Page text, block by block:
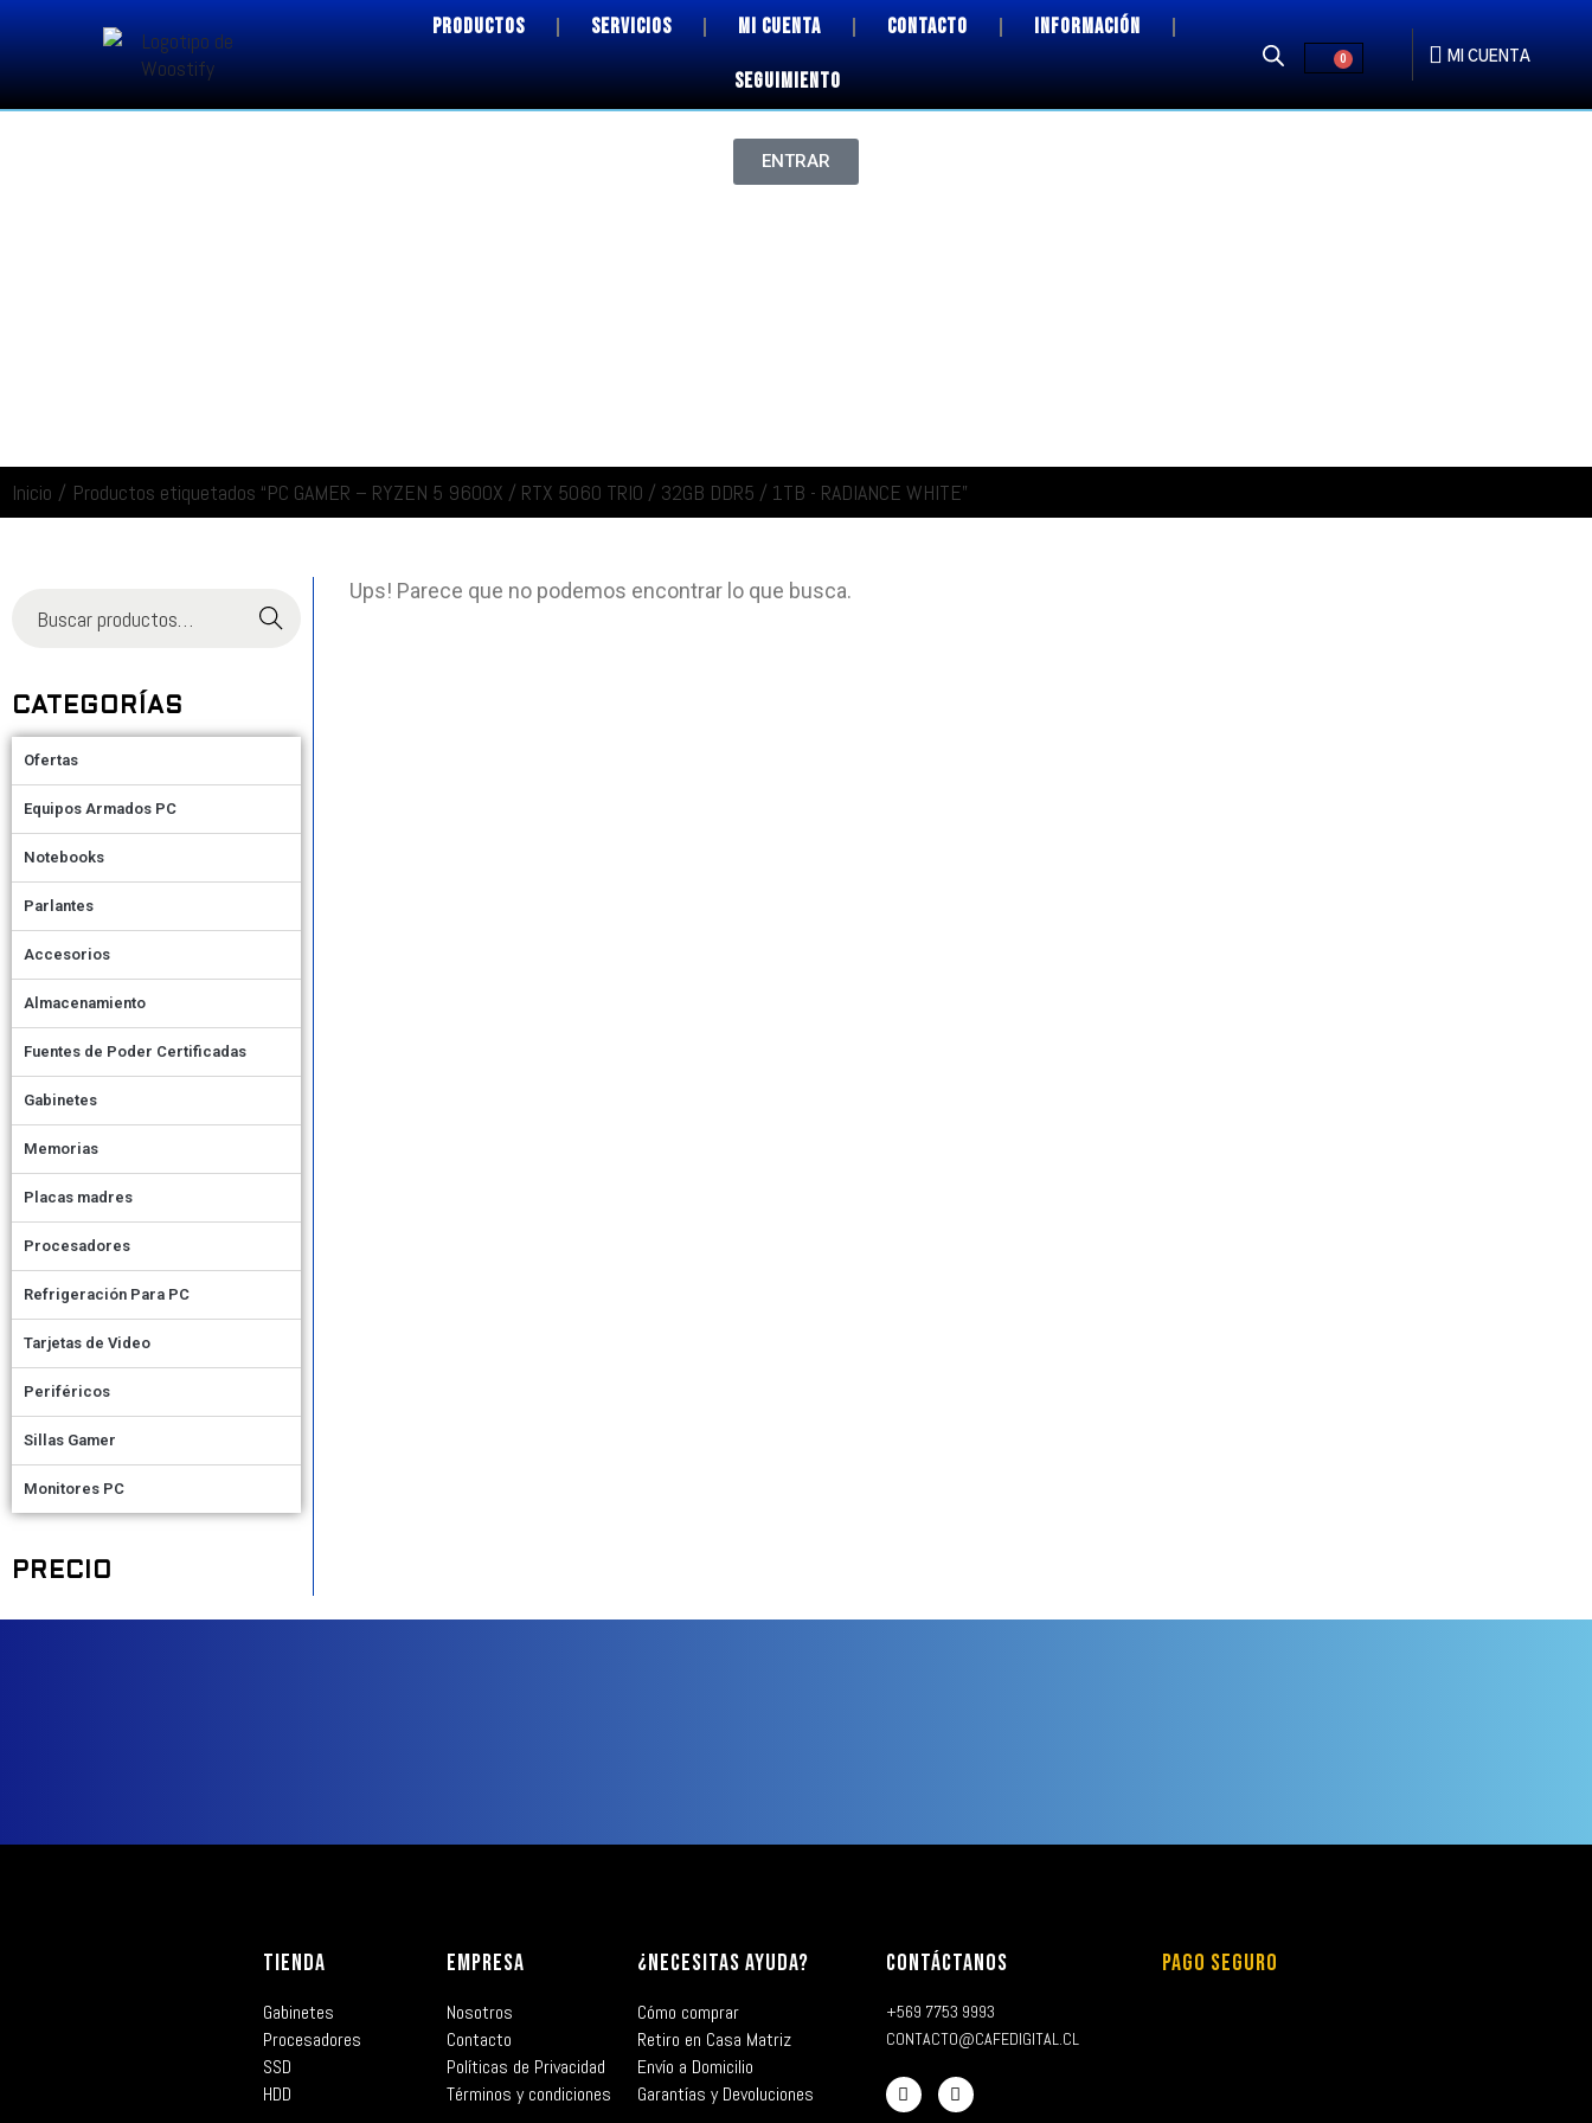
PRODUCTOS SERVICIOS MI CUENTA CONTACTO INFORMACIÓN
SEGUIMIENTO
0 MI CUENTA
ENTRAR
Inicio / Productos etiquetados “PC GAMER – RYZEN 5 9600X / RTX 5060 TRIO / 32GB DDR5 / 1TB - RADIANCE WHITE”
Buscar
CATEGORÍAS
Ofertas
Equipos Armados PC
Notebooks
Parlantes
Accesorios
Almacenamiento
Fuentes de Poder Certificadas
Gabinetes
Memorias
Placas madres
Procesadores
Refrigeración Para PC
Tarjetas de Video
Periféricos
Sillas Gamer
Monitores PC
PRECIO
Ups! Parece que no podemos encontrar lo que busca.
TIENDA
Gabinetes
Procesadores
SSD
HDD
EMPRESA
Nosotros
Contacto
Políticas de Privacidad
Términos y condiciones
¿NECESITAS AYUDA?
Cómo comprar
Retiro en Casa Matriz
Envío a Domicilio
Garantías y Devoluciones
CONTÁCTANOS
+569 7753 9993
CONTACTO@CAFEDIGITAL.CL
PAGO SEGURO